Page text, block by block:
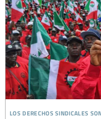
los derechos sindicales